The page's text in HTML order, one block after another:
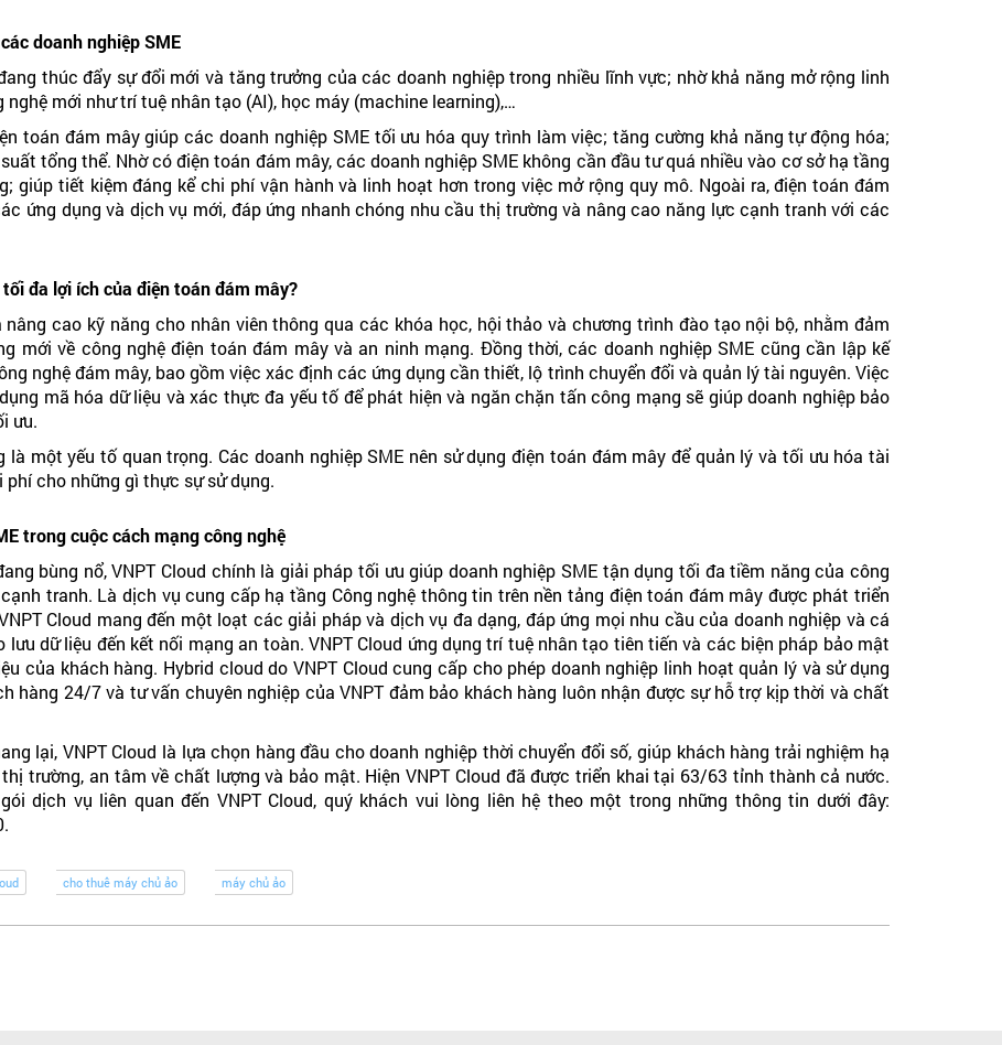
doanh nghiệp SME
thúc đẩy sự đổi mới và tăng trưởng của các doanh nghiệp trong nhiều lĩnh vực; nhờ khả năng mở rộng linh
mới như trí tuệ nhân tạo (AI), học máy (machine learning),…
toán đám mây giúp các doanh nghiệp SME tối ưu hóa quy trình làm việc; tăng cường khả năng tự động hóa;
tổng thể. Nhờ có điện toán đám mây, các doanh nghiệp SME không cần đầu tư quá nhiều vào cơ sở hạ tầng
giúp tiết kiệm đáng kể chi phí vận hành và linh hoạt hơn trong việc mở rộng quy mô. Ngoài ra, điện toán đám
ứng dụng và dịch vụ mới, đáp ứng nhanh chóng nhu cầu thị trường và nâng cao năng lực cạnh tranh với các
đa lợi ích của điện toán đám mây?
cao kỹ năng cho nhân viên thông qua các khóa học, hội thảo và chương trình đào tạo nội bộ, nhằm đảm
mới về công nghệ điện toán đám mây và an ninh mạng. Đồng thời, các doanh nghiệp SME cũng cần lập kế
nghệ đám mây, bao gồm việc xác định các ứng dụng cần thiết, lộ trình chuyển đổi và quản lý tài nguyên. Việc
mã hóa dữ liệu và xác thực đa yếu tố để phát hiện và ngăn chặn tấn công mạng sẽ giúp doanh nghiệp bảo
ưu.
một yếu tố quan trọng. Các doanh nghiệp SME nên sử dụng điện toán đám mây để quản lý và tối ưu hóa tài
cho những gì thực sự sử dụng.
trong cuộc cách mạng công nghệ
bùng nổ, VNPT Cloud chính là giải pháp tối ưu giúp doanh nghiệp SME tận dụng tối đa tiềm năng của công
tranh. Là dịch vụ cung cấp hạ tầng Công nghệ thông tin trên nền tảng điện toán đám mây được phát triển
Cloud mang đến một loạt các giải pháp và dịch vụ đa dạng, đáp ứng mọi nhu cầu của doanh nghiệp và cá
lưu dữ liệu đến kết nối mạng an toàn. VNPT Cloud ứng dụng trí tuệ nhân tạo tiên tiến và các biện pháp bảo mật
của khách hàng. Hybrid cloud do VNPT Cloud cung cấp cho phép doanh nghiệp linh hoạt quản lý và sử dụng
hàng 24/7 và tư vấn chuyên nghiệp của VNPT đảm bảo khách hàng luôn nhận được sự hỗ trợ kịp thời và chất
lại, VNPT Cloud là lựa chọn hàng đầu cho doanh nghiệp thời chuyển đổi số, giúp khách hàng trải nghiệm hạ
trường, an tâm về chất lượng và bảo mật. Hiện VNPT Cloud đã được triển khai tại 63/63 tỉnh thành cả nước.
dịch vụ liên quan đến VNPT Cloud, quý khách vui lòng liên hệ theo một trong những thông tin dưới đây:
cho thuê máy chủ ảo máy chủ ảo